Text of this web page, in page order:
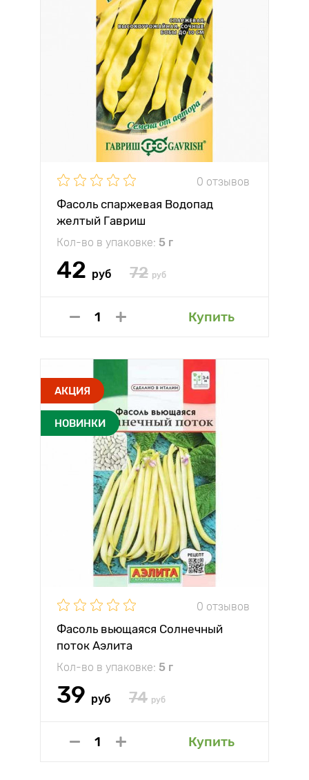
0 отзывов
Фасоль спаржевая Водопад
желтый Гавриш
Кол-во в упаковке: 5 г
42 руб 72 руб
Купить
АКЦИЯ
НОВИНКИ
0 отзывов
Фасоль вьющаяся Солнечный
поток Аэлита
Кол-во в упаковке: 5 г
39 руб 74 руб
Купить